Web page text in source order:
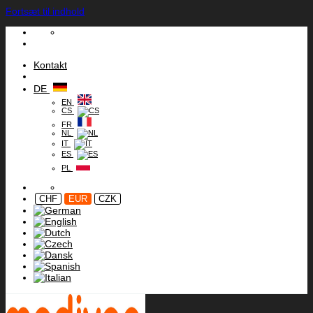
Fortsæt til indhold
Kontakt
DE
EN
CS
FR
NL
IT
ES
PL
CHF EUR CZK